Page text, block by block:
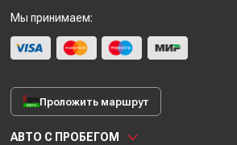
Мы принимаем:
Проложить маршрут
АВТО С ПРОБЕГОМ